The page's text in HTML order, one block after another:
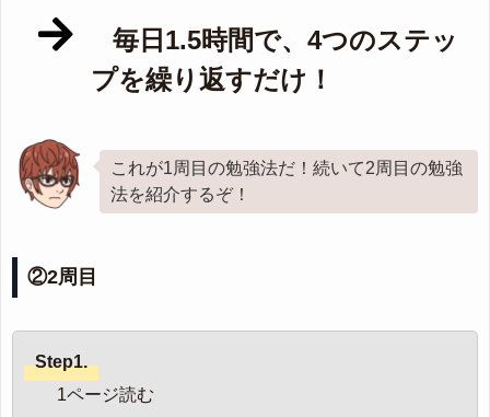
毎日1.5時間で、4つのステッ
プを繰り返すだけ！
これが1周目の勉強法だ！続いて2周目の勉強
法を紹介するぞ！
②2周目
Step1.
1ページ読む